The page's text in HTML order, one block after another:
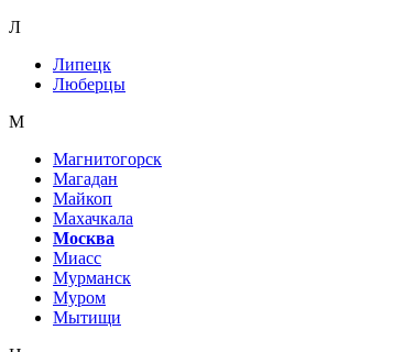
Л
Липецк
Люберцы
М
Магнитогорск
Магадан
Майкоп
Махачкала
Москва
Миасс
Мурманск
Муром
Мытищи